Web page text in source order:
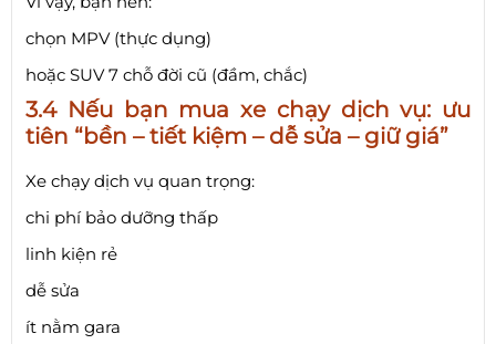
chọn MPV (thực dụng)
hoặc SUV 7 chỗ đời cũ (đầm, chắc)
3.4 Nếu bạn mua xe chạy dịch vụ: ưu
tiên “bền – tiết kiệm – dễ sửa – giữ giá”
Xe chạy dịch vụ quan trọng:
chi phí bảo dưỡng thấp
linh kiện rẻ
dễ sửa
ít nằm gara